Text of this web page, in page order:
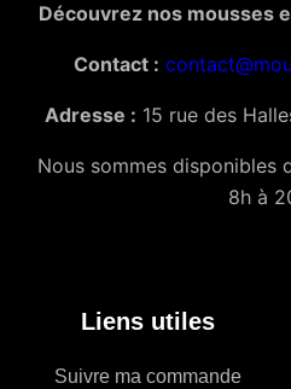
Découvrez nos mousses
Contact :
Adresse : 15 rue des
Nous sommes disponibles
8h à
Liens utiles
Suivre ma commande